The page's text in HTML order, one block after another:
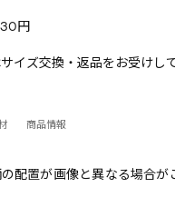
円
イズ交換・返品をお受けし
配置が画像と異なる場合が
商品情報